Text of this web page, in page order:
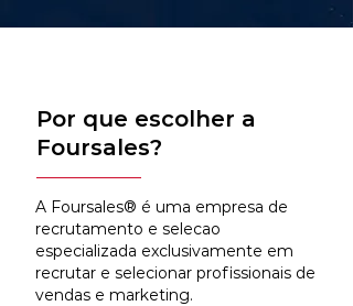
Por que escolher a
Foursales?
A Foursales® é uma empresa de
recrutamento e selecao
especializada exclusivamente em
recrutar e selecionar profissionais de
vendas e marketing.